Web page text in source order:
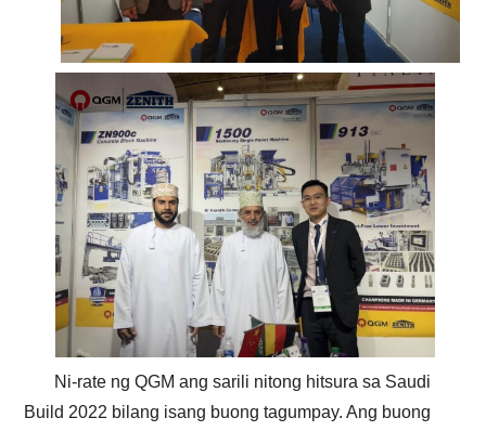
Ni-rate ng QGM ang sarili nitong hitsura sa Saudi
Build 2022 bilang isang buong tagumpay. Ang buong